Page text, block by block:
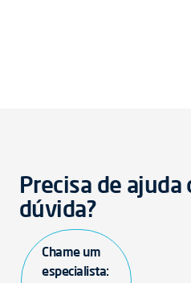
Precisa de
dúvida?
Chame um
especialista: